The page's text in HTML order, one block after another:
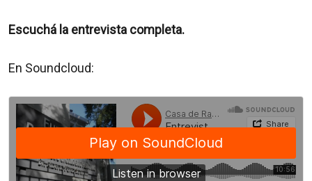
Escuchá la entrevista completa.
En Soundcloud: